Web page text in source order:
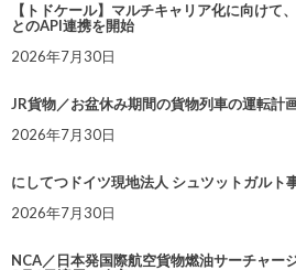
【トドケール】マルチキャリア化に向けて
とのAPI連携を開始
2026年7月30日
JR貨物／お盆休み期間の貨物列車の運転計
2026年7月30日
にしてつドイツ現地法人 シュツットガルト
2026年7月30日
NCA／日本発国際航空貨物燃油サーチャー